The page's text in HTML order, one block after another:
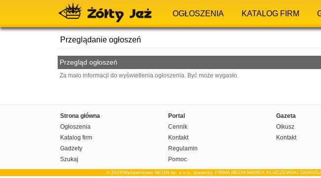
OGŁOSZENIA KATALOG FIRM
Przeglądanie ogłoszeń
Przegląd ogłoszeń
Za mało informacji do wyświetlenia ogłoszenia. Być może wygasło.
Strona główna
Ogłoszenia
Katalog firm
Gadżety
Szukaj
Portal
Cennik
Kontakt
Regulamin
Pomoc
Gazeta
Olkusz
Kontakt
© 2026Wydawnictwo NEON sp. z o.o. (dawniej: FIRMA NEON MAREK KLUCZEWSKI